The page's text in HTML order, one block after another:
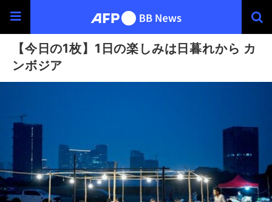
【今日の1枚】1日の楽しみは日暮れから カ
ンボジア